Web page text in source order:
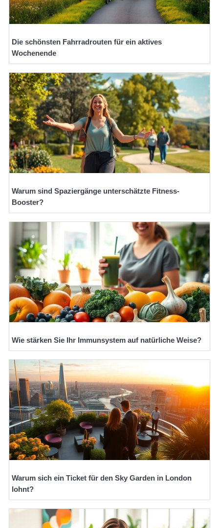
Die schönsten Fahrradrouten für ein aktives
Wochenende
Warum sind Spaziergänge unterschätzte Fitness-
Booster?
Wie stärken Sie Ihr Immunsystem auf natürliche Weise?
Warum sich ein Ticket für den Sky Garden in London
lohnt?